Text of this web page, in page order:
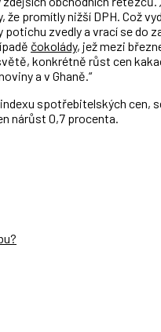
že promítly nižší DPH. Což
zvedly a vrací se do
čokolády, jež mezi
konkrétně růst cen
a v Ghaně.“
spotřebitelských cen,
nárůst 0,7 procenta.